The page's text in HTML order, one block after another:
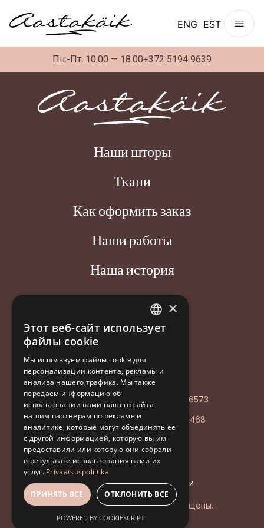
ENG EST
Пн.-Пт. 10.00 — 18.00+372 5194 9639
Наши шторы
Ткани
Как оформить заказ
Наши работы
Наша история
Новости
Контакт
Aastakäik OÜ
Poordi 3, 10156 Tallinn
AS LHV Pank: EE127700771008596573
Регистрационный код: EE102126468
+372 5194 9639
info@aastakaik.ee
© 2026 Aastakäik. Все права защищены.
Политика конфиденциальности
ESTONIAN
RUSSIAN
×
Этот веб-сайт использует
файлы cookie
Мы используем файлы cookie для
персонализации контента, рекламы и
анализа нашего трафика. Мы также
передаем информацию об
использовании вами нашего сайта
нашим партнерам по рекламе и
аналитике, которые могут объединять ее
с другой информацией, которую вы им
предоставили или которую они собрали
в результате использования вами их
услуг. Privaatsuspoliitika
ПРИНЯТЬ ВСЕ ОТКЛОНИТЬ ВСЕ
POWERED BY COOKIESCRIPT